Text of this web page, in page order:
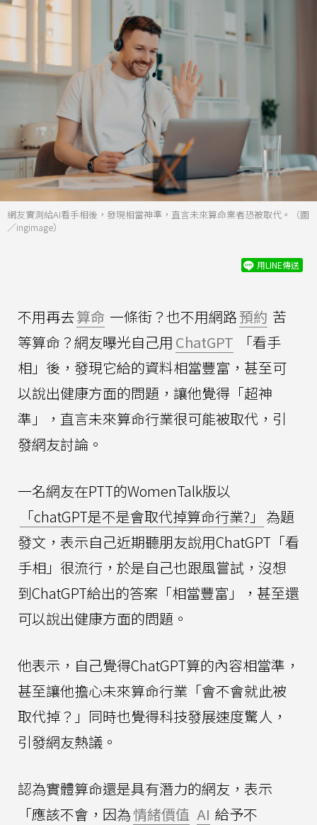
網友實測給AI看手相後，發現相當神準，直言未來算命業者恐被取代。（圖
／ingimage）
用LINE傳送
不用再去算命 一條街？也不用網路預約 苦
等算命？網友曝光自己用 ChatGPT
「看手
相」後，發現它給的資料相當豐富，甚至可
以說出健康方面的問題，讓他覺得「超神
準」，直言未來算命行業很可能被取代，引
發網友討論。
一名網友在PTT的WomenTalk版以
「chatGPT是不是會取代掉算命行業?」 為題
發文，表示自己近期聽朋友說用ChatGPT「看
手相」很流行，於是自己也跟風嘗試，沒想
到ChatGPT給出的答案「相當豐富」，甚至還
可以說出健康方面的問題。
他表示，自己覺得ChatGPT算的內容相當準，
甚至讓他擔心未來算命行業「會不會就此被
取代掉？」同時也覺得科技發展速度驚人，
引發網友熱議。
認為實體算命還是具有潛力的網友，表示
「應該不會，因為情緒價值 AI 給予不